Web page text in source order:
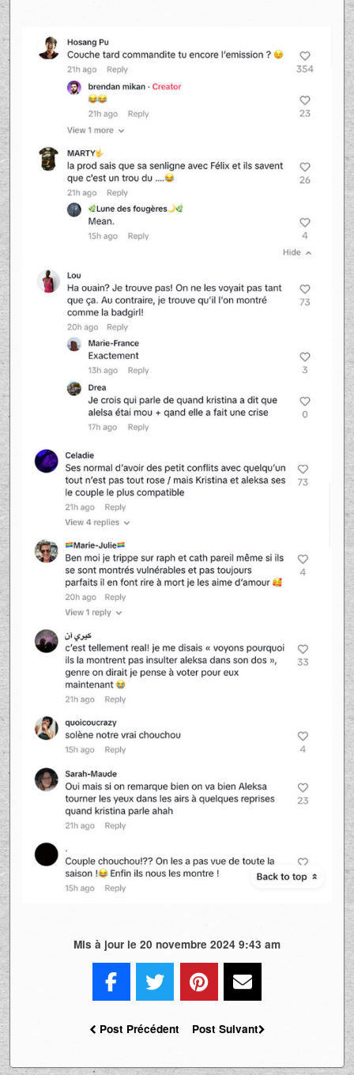
Mis à jour le 20 novembre 2024 9:43 am
Post Précédent Post Suivant